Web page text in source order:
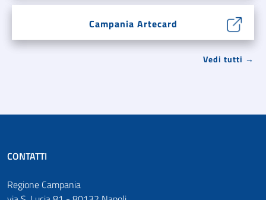
Campania Artecard
Vedi tutti →
CONTATTI
Regione Campania